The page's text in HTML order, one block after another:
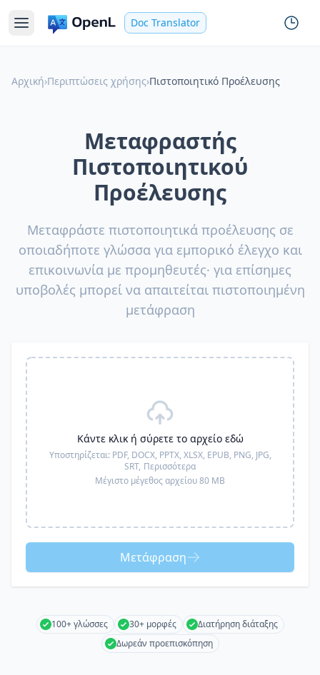
Doc Translator
Αρχική›Περιπτώσεις χρήσης›Πιστοποιητικό Προέλευσης
Μεταφραστής
Πιστοποιητικού
Προέλευσης
Μεταφράστε πιστοποιητικά προέλευσης σε
οποιαδήποτε γλώσσα για εμπορικό έλεγχο και
επικοινωνία με προμηθευτές· για επίσημες
υποβολές μπορεί να απαιτείται πιστοποιημένη
μετάφραση
Κάντε κλικ ή σύρετε το αρχείο εδώ
Υποστηρίζεται: PDF, DOCX, PPTX, XLSX, EPUB, PNG, JPG,
SRT, Περισσότερα
Μέγιστο μέγεθος αρχείου 80 MB
Μετάφραση
100+ γλώσσες 30+ μορφές
Διατήρηση διάταξης
Δωρεάν προεπισκόπηση